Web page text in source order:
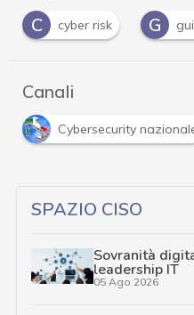
C
cyber risk G
Canali
Cybersecurity
SPAZIO CISO
Sovranità
leadership IT
05 Ago 2026